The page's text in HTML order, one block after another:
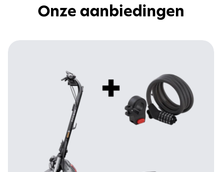
Onze aanbiedingen